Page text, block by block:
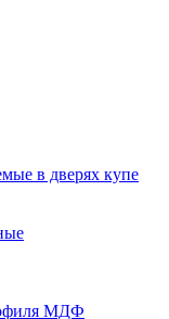
в дверях купе
МДФ